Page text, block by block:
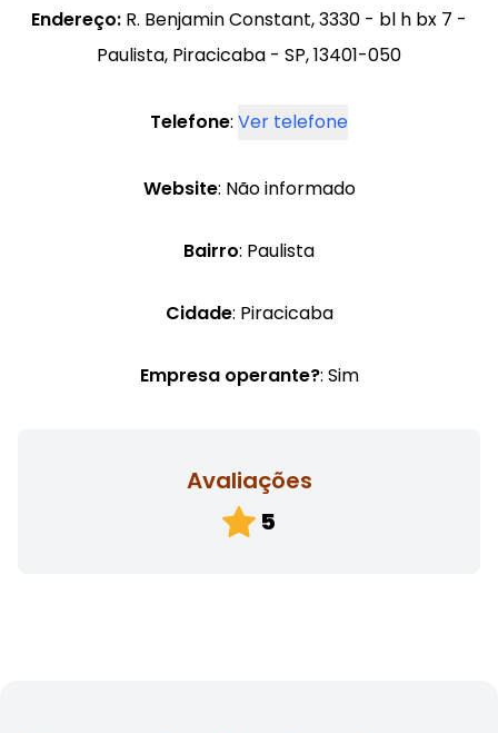
Endereço: R. Benjamin Constant, 3330 - bl h bx 7 -
Paulista, Piracicaba - SP, 13401-050
Telefone: Ver telefone
Website: Não informado
Bairro: Paulista
Cidade: Piracicaba
Empresa operante?: Sim
Avaliações
5